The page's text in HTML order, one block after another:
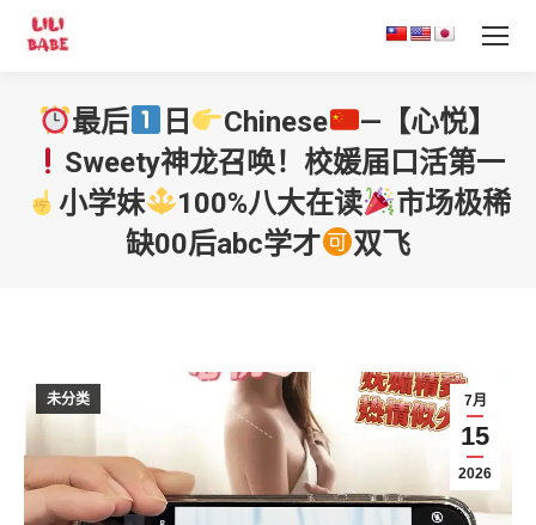
最后 日 Chinese
—【心悦】
Sweety神龙召唤！校媛届口活第一
小学妹
100%八大在读
市场极稀
缺00后abc学才
双飞
7月
15
2026
未分类